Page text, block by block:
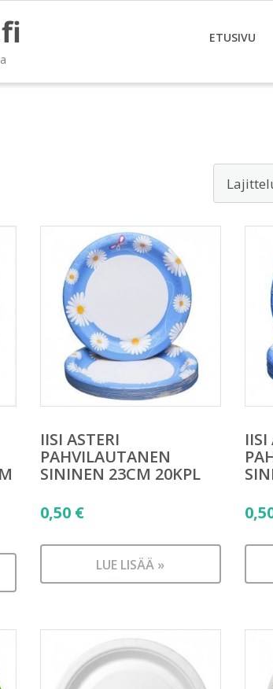
ETUSIVU
IISI ASTERI
PAHVILAUTANEN
SININEN 23CM 20KPL
0,50 €
LUE LISÄÄ »
IISI